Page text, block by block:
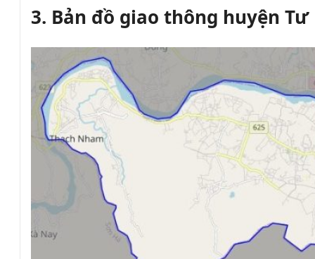
3. Bản đồ giao thông huyện